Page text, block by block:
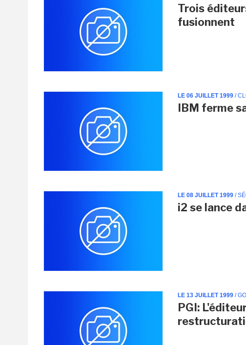
Trois
fusionnent
LE 06 JUILLET 1999 /
IBM ferme
LE 08 JUILLET 1999 /
i2 se lance
LE 13 JUILLET 1999 /
PGI: